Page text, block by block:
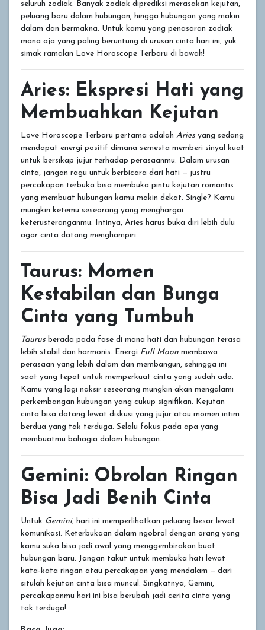
seluruh zodiak. Banyak zodiak diprediksi merasakan kejutan,
peluang baru dalam hubungan, hingga hubungan yang makin
dalam dan bermakna. Untuk kamu yang penasaran zodiak
mana aja yang paling beruntung di urusan cinta hari ini, yuk
simak ramalan Love Horoscope Terbaru di bawah!
Aries: Ekspresi Hati yang
Membuahkan Kejutan
Love Horoscope Terbaru pertama adalah Aries yang sedang
mendapat energi positif dimana semesta memberi sinyal kuat
untuk bersikap jujur terhadap perasaanmu. Dalam urusan
cinta, jangan ragu untuk berbicara dari hati — justru
percakapan terbuka bisa membuka pintu kejutan romantis
yang membuat hubungan kamu makin dekat. Single? Kamu
mungkin ketemu seseorang yang menghargai
keterusteranganmu. Intinya, Aries harus buka diri lebih dulu
agar cinta datang menghampiri.
Taurus: Momen
Kestabilan dan Bunga
Cinta yang Tumbuh
Taurus berada pada fase di mana hati dan hubungan terasa
lebih stabil dan harmonis. Energi Full Moon membawa
perasaan yang lebih dalam dan membangun, sehingga ini
saat yang tepat untuk memperkuat cinta yang sudah ada.
Kamu yang lagi naksir seseorang mungkin akan mengalami
perkembangan hubungan yang cukup signifikan. Kejutan
cinta bisa datang lewat diskusi yang jujur atau momen intim
berdua yang tak terduga. Selalu fokus pada apa yang
membuatmu bahagia dalam hubungan.
Gemini: Obrolan Ringan
Bisa Jadi Benih Cinta
Untuk Gemini, hari ini memperlihatkan peluang besar lewat
komunikasi. Keterbukaan dalam ngobrol dengan orang yang
kamu suka bisa jadi awal yang menggembirakan buat
hubungan baru. Jangan takut untuk membuka hati lewat
kata-kata ringan atau percakapan yang mendalam — dari
situlah kejutan cinta bisa muncul. Singkatnya, Gemini,
percakapanmu hari ini bisa berubah jadi cerita cinta yang
tak terduga!